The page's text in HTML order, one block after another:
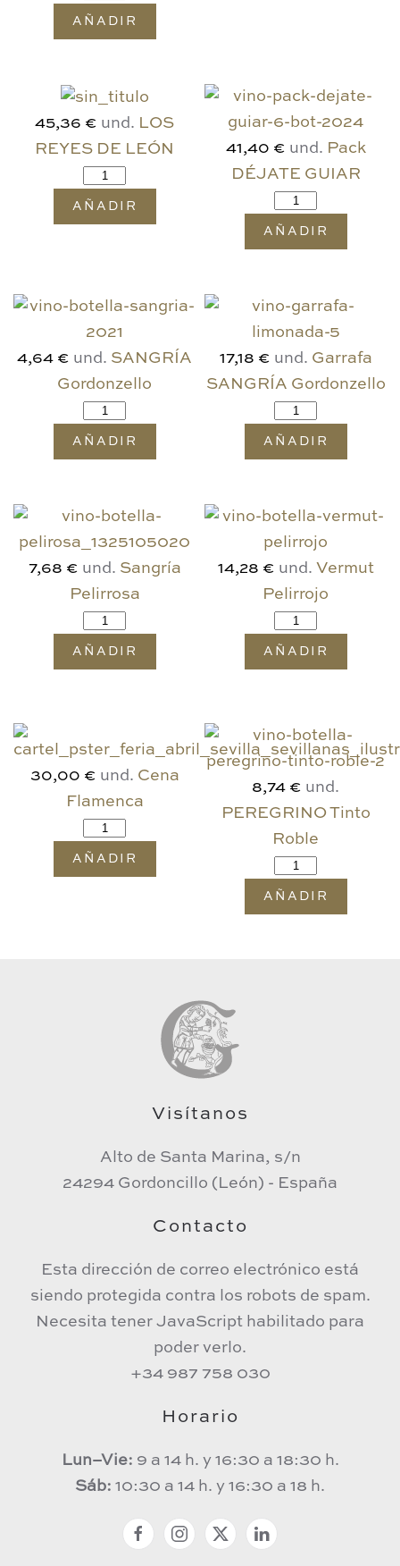
AÑADIR
45,36 € und. LOS
REYES DE LEÓN
AÑADIR
41,40 € und. Pack
DÉJATE GUIAR
AÑADIR
4,64 € und. SANGRÍA
Gordonzello
AÑADIR
17,18 € und. Garrafa
SANGRÍA Gordonzello
AÑADIR
7,68 € und. Sangría
Pelirrosa
AÑADIR
14,28 € und. Vermut
Pelirrojo
AÑADIR
30,00 € und. Cena
Flamenca
AÑADIR
8,74 € und.
PEREGRINO Tinto
Roble
AÑADIR
Visítanos
Alto de Santa Marina, s/n
24294 Gordoncillo (León) - España
Contacto
Esta dirección de correo electrónico está
siendo protegida contra los robots de spam.
Necesita tener JavaScript habilitado para
poder verlo.
+34 987 758 030
Horario
Lun–Vie: 9 a 14 h. y 16:30 a 18:30 h.
Sáb: 10:30 a 14 h. y 16:30 a 18 h.